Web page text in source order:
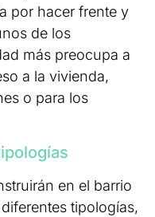
por hacer frente y
de los
más preocupa a
a la vivienda,
o para los
en el barrio
tipologías,